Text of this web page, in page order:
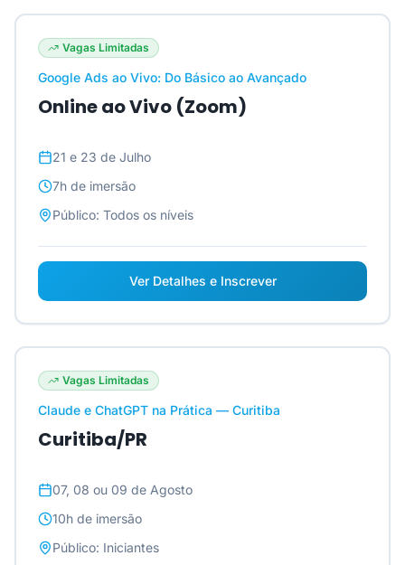
Vagas Limitadas
Google Ads ao Vivo: Do Básico ao Avançado
Online ao Vivo (Zoom)
21 e 23 de Julho
7h de imersão
Público: Todos os níveis
Ver Detalhes e Inscrever
Vagas Limitadas
Claude e ChatGPT na Prática — Curitiba
Curitiba/PR
07, 08 ou 09 de Agosto
10h de imersão
Público: Iniciantes